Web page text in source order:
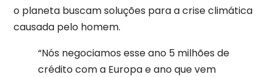
o planeta buscam soluções para a crise climática
causada pelo homem.
“Nós negociamos esse ano 5 milhões de
crédito com a Europa e ano que vem